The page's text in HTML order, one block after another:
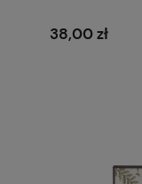
38,00 zł